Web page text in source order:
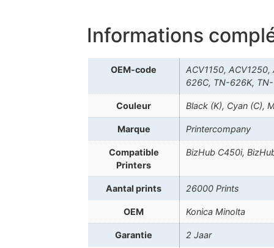
Informations
OEM-code
ACV1150,
626C, TN-626K,
Couleur Black (K), Cyan (C),
Marque Printercompany
Compatible
Printers
BizHub C450i,
Aantal prints 26000 Prints
OEM Konica Minolta
Garantie 2 Jaar